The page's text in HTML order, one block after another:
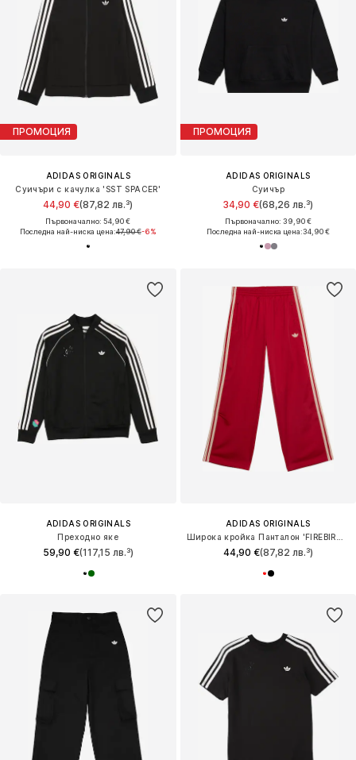
ПРОМОЦИЯ
ADIDAS ORIGINALS
Суичъри с качулка 'SST SPACER'
44,90 €(87,82 лв.³)
Първоначално: 54,90 €
Последна най-ниска цена:47,90 €-6%
ПРОМОЦИЯ
ADIDAS ORIGINALS
Суичър
34,90 €(68,26 лв.³)
Първоначално: 39,90 €
Последна най-ниска цена:34,90 €
ADIDAS ORIGINALS
Преходно яке
59,90 €(117,15 лв.³)
ADIDAS ORIGINALS
44,90 €(87,82 лв.³)